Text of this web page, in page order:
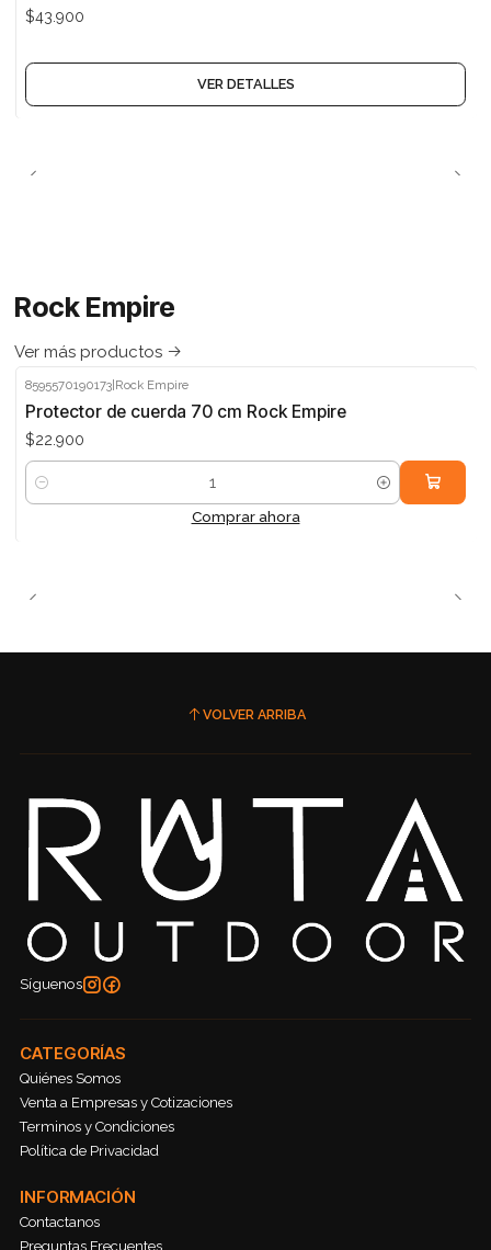
$43.900
VER DETALLES
Rock Empire
Ver más productos
8595570190173 Rock Empire
Protector de cuerda 70 cm Rock Empire
$22.900
Cantidad
Comprar ahora
VOLVER ARRIBA
Síguenos
CATEGORÍAS
Quiénes Somos
Venta a Empresas y Cotizaciones
Terminos y Condiciones
Política de Privacidad
INFORMACIÓN
Contactanos
Preguntas Frecuentes